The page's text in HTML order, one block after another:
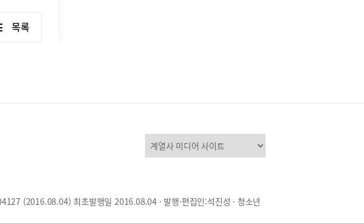
목록
(2016.08.04) 최초발행일 2016.08.04 · 발행·편집인:석진성 · 청소년